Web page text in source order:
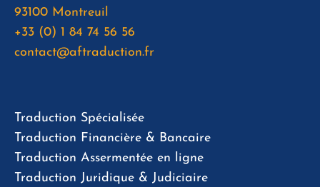
93100 Montreuil
+33 (0) 1 84 74 56 56
contact@aftraduction.fr
Traduction Spécialisée
Traduction Financière & Bancaire
Traduction Assermentée en ligne
Traduction Juridique & Judiciaire